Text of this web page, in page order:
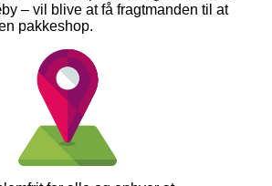
– vil blive at få fragtmanden til at
pakkeshop.